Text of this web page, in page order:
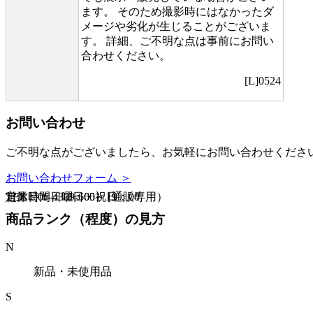
ます。 そのため撮影時にはなかったダ
メージや劣化が生じることがございま
す。 詳細、ご不明な点は事前にお問い
合わせください。
[L]0524
お問い合わせ
ご不明な点がございましたら、お気軽にお問い合わせくださ
お問い合わせフォーム ＞
TEL：06-4309-6651（通販専用）
営業時間：10：00～19：00
定休日：日曜日・祝日
商品ランク（程度）の見方
N
新品・未使用品
S